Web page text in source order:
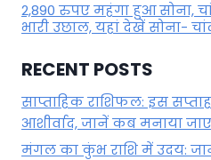
2,890 रुपए महंगा हुआ सोना,
भारी उछाल, यहां देखें सोना-
RECENT POSTS
साप्ताहिक राशिफल: इस
आशीर्वाद, जानें कब मनाया
मंगल का कुंभ राशि में उदय: